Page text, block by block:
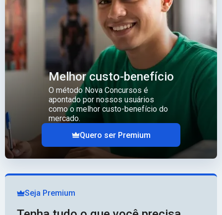
Melhor custo-benefício
O método Nova Concursos é
apontado por nossos usuários
como o melhor custo-benefício do
mercado.
Quero ser Premium
Seja Premium